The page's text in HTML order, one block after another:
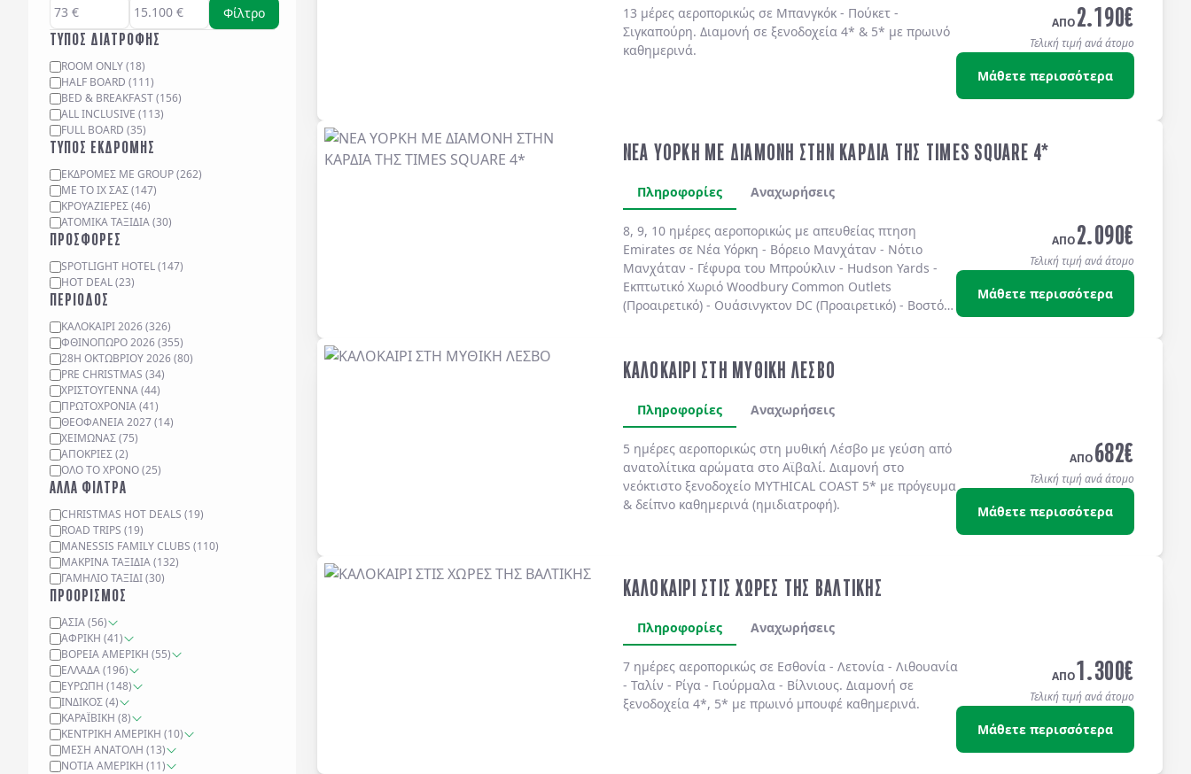
Φίλτρο
ΤΥΠΟΣ ΔΙΑΤΡΟΦΗΣ
FULL BOARD (35)
ALL INCLUSIVE (113)
BED & BREAKFAST(156)
HALF BOARD (111)
ROOM ONLY(18)
ΤΥΠΟΣ ΕΚΔΡΟΜΗΣ
ΑΤΟΜΙΚΆ ΤΑΞΊΔΙΑ(30)
ΚΡΟΥΑΖΙΈΡΕΣ(46)
ΜΕ ΤΟ ΙΧ ΣΑΣ(147)
ΕΚΔΡΟΜΈΣ ΜΕ GROUP(262)
ΠΡΟΣΦΟΡΕΣ
HOT DEAL(23)
SPOTLIGHT HOTEL(147)
ΠΕΡΙΟΔΟΣ
ΟΛΟ ΤΟ ΧΡΟΝΟ(25)
ΑΠΟΚΡΙΕΣ(2)
ΧΕΙΜΩΝΑΣ(75)
ΘΕΟΦΑΝΕΙΑ 2027(14)
ΠΡΩΤΟΧΡΟΝΙΑ(41)
ΧΡΙΣΤΟΥΓΕΝΝΑ(44)
PRE CHRISTMAS (34)
28Η ΟΚΤΩΒΡΙΟΥ 2026(80)
ΦΘΙΝΟΠΩΡΟ 2026(355)
ΚΑΛΟΚΑΙΡΙ 2026(326)
ΑΛΛΑ ΦΙΛΤΡΑ
ΓΑΜΉΛΙΟ ΤΑΞΊΔΙ(30)
ΜΑΚΡΙΝΆ ΤΑΞΊΔΙΑ(132)
MANESSIS FAMILY CLUBS (110)
ROAD TRIPS (19)
CHRISTMAS HOT DEALS (19)
ΠΡΟΟΡΙΣΜΟΣ
ΑΣΊΑ(56)
ΑΦΡΙΚΉ (41)
ΒΌΡΕΙΑ ΑΜΕΡΙΚΉ (55)
ΕΛΛΆΔΑ(196)
ΕΥΡΏΠΗ (148)
ΙΝΔΙΚΌΣ(4)
ΚΑΡΑΪΒΙΚΉ (8)
ΚΕΝΤΡΙΚΉ ΑΜΕΡΙΚΉ (10)
ΜΈΣΗ ΑΝΑΤΟΛΉ (13)
ΝΌΤΙΑ ΑΜΕΡΙΚΉ (11)
13 μέρες αεροπορικώς σε Μπανγκόκ - Πούκετ -
Σιγκαπούρη. Διαμονή σε ξενοδοχεία 4* & 5* με πρωινό
καθημερινά.
ΑΠΟ2.190€
Τελική τιμή ανά άτομο
Μάθετε περισσότερα
ΝΕΑ ΥΟΡΚΗ ΜΕ ΔΙΑΜΟΝΗ ΣΤΗΝ ΚΑΡΔΙΑ ΤΗΣ TIMES SQUARE 4*
Πληροφορίες Αναχωρήσεις
8, 9, 10 ημέρες αεροπορικώς με απευθείας πτηση
Emirates σε Νέα Υόρκη - Βόρειο Μανχάταν - Νότιο
Μανχάταν - Γέφυρα του Μπρούκλιν - Hudson Yards -
Εκπτωτικό Χωριό Woodbury Common Outlets
(Προαιρετικό)- Ουάσινγκτον DC (Προαιρετικό)- Βοστόνη
BY HILTON NEW YORK TIMES SQUARE 4*
SHELBURNE SONESTA 4*χωρίς πρωινό.
ΑΠΟ2.090€
Τελική τιμή ανά άτομο
Μάθετε περισσότερα
ΚΑΛΟΚΑΙΡΙ ΣΤΗ ΜΥΘΙΚΗ ΛΕΣΒΟ
Πληροφορίες Αναχωρήσεις
5 ημέρες αεροπορικώς στη μυθική Λέσβο με γεύση από
ανατολίτικα αρώματα στο Αϊβαλί. Διαμονή στο
νεόκτιστο ξενοδοχείο MYTHICAL COAST 5* με πρόγευμα
& δείπνοκαθημερινά (ημιδιατροφή).
ΑΠΟ682€
Τελική τιμή ανά άτομο
Μάθετε περισσότερα
ΚΑΛΟΚΑΙΡΙ ΣΤΙΣ ΧΩΡΕΣ ΤΗΣ ΒΑΛΤΙΚΗΣ
Πληροφορίες Αναχωρήσεις
7 ημέρες αεροπορικώς σε Εσθονία - Λετονία - Λιθουανία
- Ταλίν - Ρίγα - Γιούρμαλα - Βίλνιους. Διαμονή σε
ξενοδοχεία 4*, 5* με πρωινό μπουφέ καθημερινά.
ΑΠΟ1.300€
Τελική τιμή ανά άτομο
Μάθετε περισσότερα